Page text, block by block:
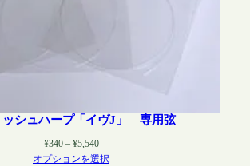
ッシュハープ「イヴJ」 専用弦
¥340 – ¥5,540価
格
オプションを選択